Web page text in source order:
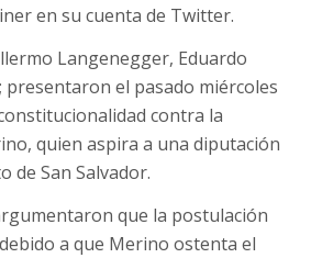
en su cuenta de Twitter.
Langenegger, Eduardo
presentaron el pasado miércoles
contra la
quien aspira a una diputación
de San Salvador.
que la postulación
a que Merino ostenta el